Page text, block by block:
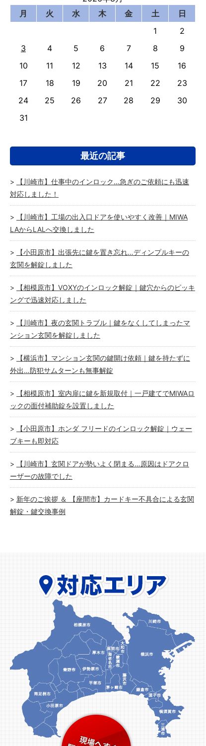
月
火 水 木 金 土
日
1
2
3
4 5 6 7 8
9
10
11 12 13 14 15
16
17
18 19 20 21 22
23
24
25 26 27 28 29
30
31
最近の記事
【川崎市】仕事中のインロック…急ぎのご依頼にも迅速
対応しました！
【川崎市】工場の出入口ドアを使いやすく改善｜MIWA
LAからLALへ交換しました
【小田原市】出張先に鍵を置き忘れ…ディンプルキーの
玄関を解錠しました
【相模原市】VOXYのインロック解錠｜鍵穴からのピッキ
ングで迅速対応しました
【川崎市】夜の玄関トラブル｜鍵をなくしてしまったマ
ンション玄関を解錠しました
【横浜市】マンション玄関の鍵開け依頼｜鍵を持たずに
外出…防犯サムターンも無事解錠
【相模原市】室内扉に鍵を新規取付｜一戸建てでMIWAロ
ックの面付補助錠を設置しました
【小田原市】ホンダ フリードのインロック解錠｜ウェー
ブキーも即対応
【川崎市】玄関ドアが勢いよく閉まる…原因はドアクロ
ーザーの故障でした
新年のご挨拶 ＆ 【座間市】カードキー不具合による玄関
解錠・鍵交換事例